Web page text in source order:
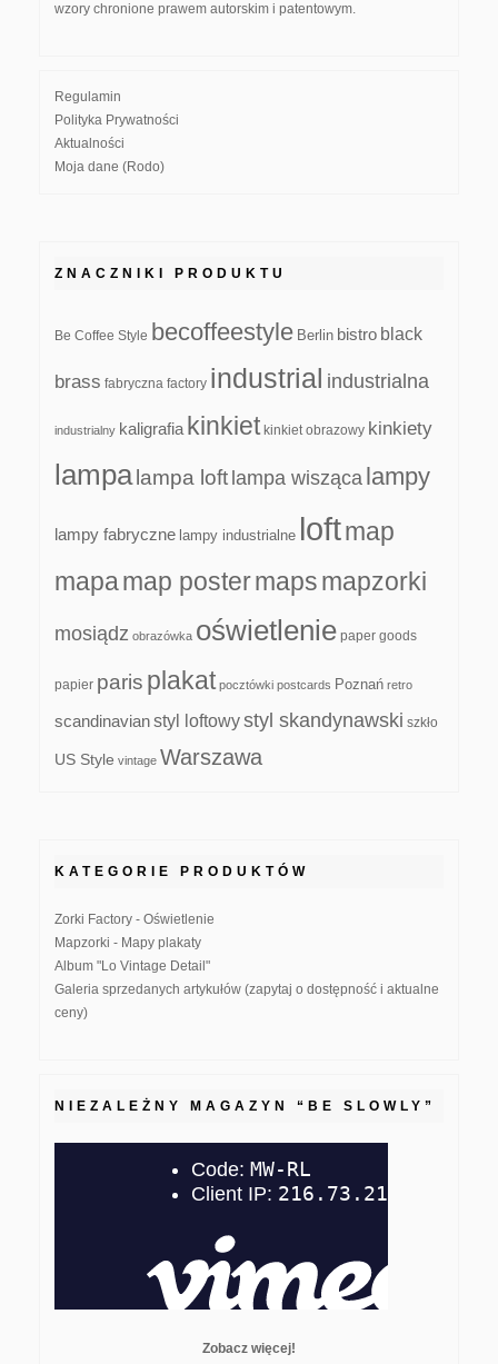
wzory chronione prawem autorskim i patentowym.
Regulamin
Polityka Prywatności
Aktualności
Moja dane (Rodo)
ZNACZNIKI PRODUKTU
Be Coffee Style becoffeestyle Berlin bistro black
brass fabryczna factory industrial industrialna
industrialny kaligrafia kinkiet kinkiet obrazowy kinkiety
lampa lampa loft lampa wisząca lampy
lampy fabryczne lampy industrialne loftmap
mapamap postermapsmapzorki
mosiądz obrazówka oświetlenie paper goods
papier paris plakat pocztówki postcards Poznań retro
scandinavianstyl loftowystyl skandynawski szkło
US Style vintage Warszawa
KATEGORIE PRODUKTÓW
Zorki Factory - Oświetlenie
Mapzorki - Mapy plakaty
Album "Lo Vintage Detail"
Galeria sprzedanych artykułów (zapytaj o dostępność i aktualne
ceny)
NIEZALEŻNY MAGAZYN “BE SLOWLY”
Zobacz więcej!